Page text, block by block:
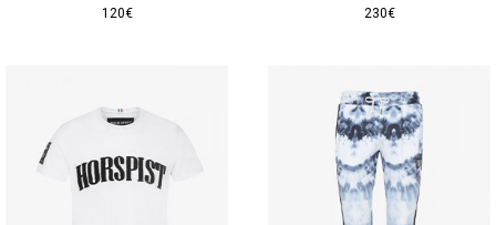
120€
230€